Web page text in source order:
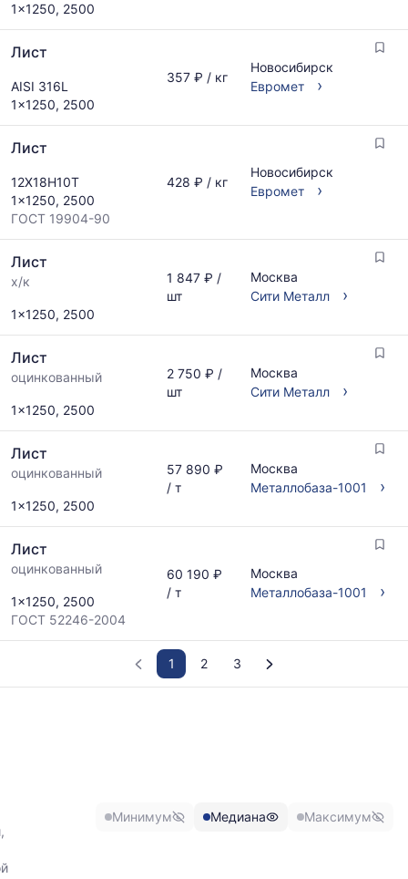
1x1250, 2500
Лист
AISI 316L
1x1250, 2500
357 ₽ / кг
Новосибирск
Евромет
›
Лист
12Х18Н10Т
1x1250, 2500
ГОСТ 19904-90
428 ₽ / кг
Новосибирск
Евромет
›
Лист
х/к
1x1250, 2500
1 847 ₽ /
шт
Москва
Сити Металл
›
Лист
оцинкованный
1x1250, 2500
2 750 ₽ /
шт
Москва
Сити Металл
›
Лист
оцинкованный
1x1250, 2500
57 890 ₽
/ т
Москва
Металлобаза-1001
›
Лист
оцинкованный
1x1250, 2500
ГОСТ 52246-2004
60 190 ₽
/ т
Москва
Металлобаза-1001
›
1 2 3
максимальной Минимум Медиана Максимум